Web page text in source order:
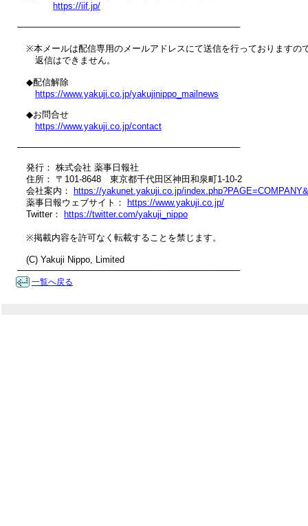
https://iif.jp/
────────────────────────────────────
※本メールは配信専用のメールアドレスにて送信を行っておりますの
返信はできません。
◆配信解除
https://www.yakuji.co.jp/yakujinippo_mailnews
◆お問合せ
https://www.yakuji.co.jp/contact
────────────────────────────────────
発行： 株式会社 薬事日報社
住所： 〒101-8648　東京都千代田区神田和泉町1-10-2
会社案内：
https://yakunet.yakuji.co.jp/
薬事日報ウェブサイト：
https://www.yakuji.co.jp/
Twitter：
https://twitter.com/yakuji_nippo
※掲載内容を許可なく転載することを禁じます。
(C) Yakuji Nippo, Limited
────────────────────────────────────
一覧へ戻る